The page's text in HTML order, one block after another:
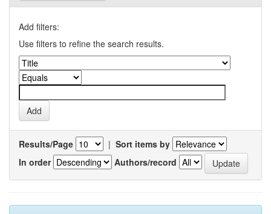
Add filters:
Use filters to refine the search results.
Results/Page | Sort items by
In order
Authors/record